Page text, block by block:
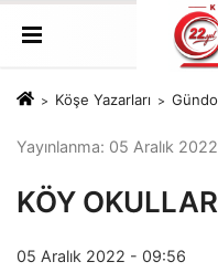
Köşe Yazarları
Yayınlanma: 05 Aralık
KÖY
05 Aralık 2022 - 09:56